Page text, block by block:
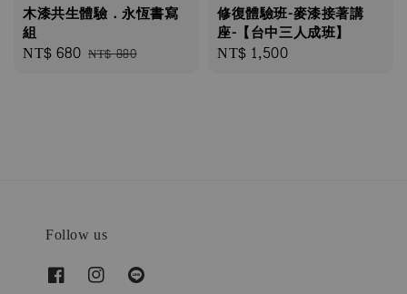
木漆共生體驗．永恆書寫
組
Sale
NT$ 680 Regular
NT$ 880
修復體驗班-麥漆接著講
座-【台中三人成班】
Regular
NT$ 1,500
Follow us